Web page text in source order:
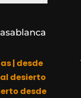
| desde
desierto
desde